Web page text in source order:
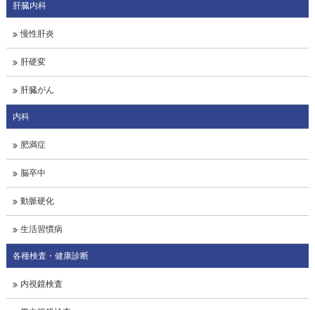
肝臓内科
慢性肝炎
肝硬変
肝臓がん
内科
肥満症
脳卒中
動脈硬化
生活習慣病
各種検査・健康診断
内視鏡検査